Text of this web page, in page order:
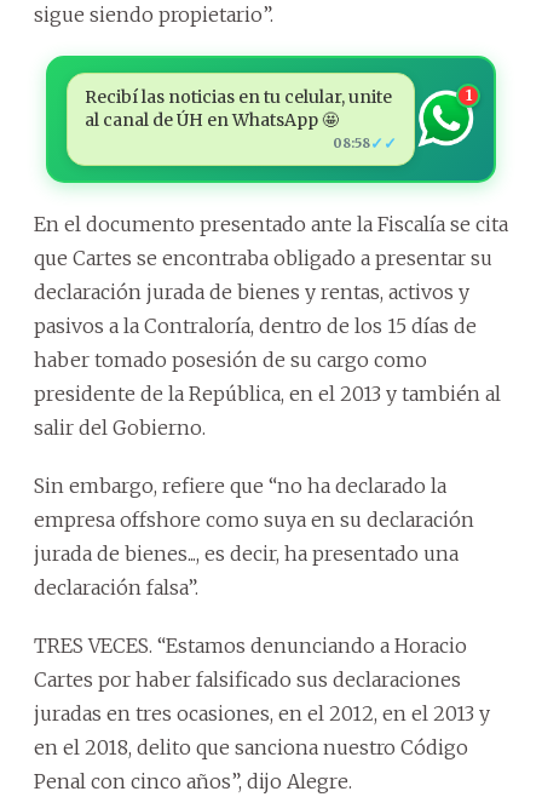
sigue siendo propietario”.
Recibí las noticias en tu celular, unite
al canal de ÚH en WhatsApp 🤩
08:58✓✓
1
En el documento presentado ante la Fiscalía se cita
que Cartes se encontraba obligado a presentar su
declaración jurada de bienes y rentas, activos y
pasivos a la Contraloría, dentro de los 15 días de
haber tomado posesión de su cargo como
presidente de la República, en el 2013 y también al
salir del Gobierno.
Sin embargo, refiere que “no ha declarado la
empresa offshore como suya en su declaración
jurada de bienes..., es decir, ha presentado una
declaración falsa”.
TRES VECES. “Estamos denunciando a Horacio
Cartes por haber falsificado sus declaraciones
juradas en tres ocasiones, en el 2012, en el 2013 y
en el 2018, delito que sanciona nuestro Código
Penal con cinco años”, dijo Alegre.